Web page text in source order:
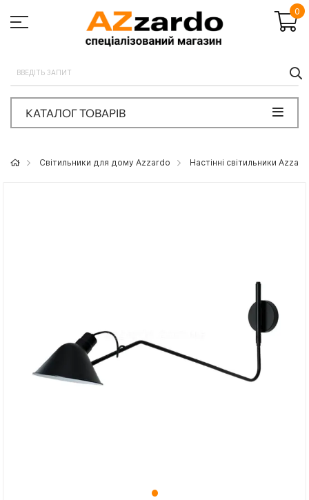
0
КАТАЛОГ ТОВАРІВ
Світильники для дому Azzardo Настінні світильники